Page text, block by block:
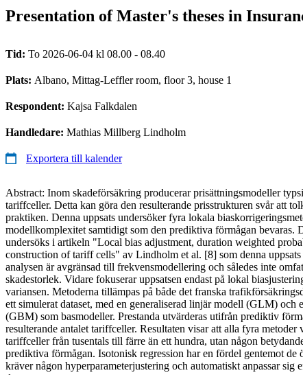
Presentation of Master's theses in
Tid: To 2026-06-04 kl 08.00 - 08.40
Plats: Albano, Mittag-Leffler room, floor 3, house 1
Respondent: Kajsa Falkdalen
Handledare: Mathias Millberg Lindholm
Exportera till kalender
Abstract: Inom skadeförsäkring producerar prisättningsmodeller
tariffceller. Detta kan göra den resulterande prisstrukturen svår att
praktiken. Denna uppsats undersöker fyra lokala
modellkomplexitet samtidigt som den prediktiva förmågan bevaras.
undersöks i artikeln "Local bias adjustment, duration weighted
construction of tariff cells" av Lindholm et al. [8] som denna
analysen är avgränsad till frekvensmodellering och således inte
skadestorlek. Vidare fokuserar uppsatsen endast på lokal
variansen. Metoderna tillämpas på både det franska
ett simulerat dataset, med en generaliserad linjär modell (GLM) och
(GBM) som basmodeller. Prestanda utvärderas utifrån prediktiv
resulterande antalet tariffceller. Resultaten visar att alla fyra metoder
tariffceller från tusentals till färre än ett hundra, utan någon
prediktiva förmågan. Isotonisk regression har en fördel gentemot de
kräver någon hyperparameterjustering och automatiskt anpassar sig